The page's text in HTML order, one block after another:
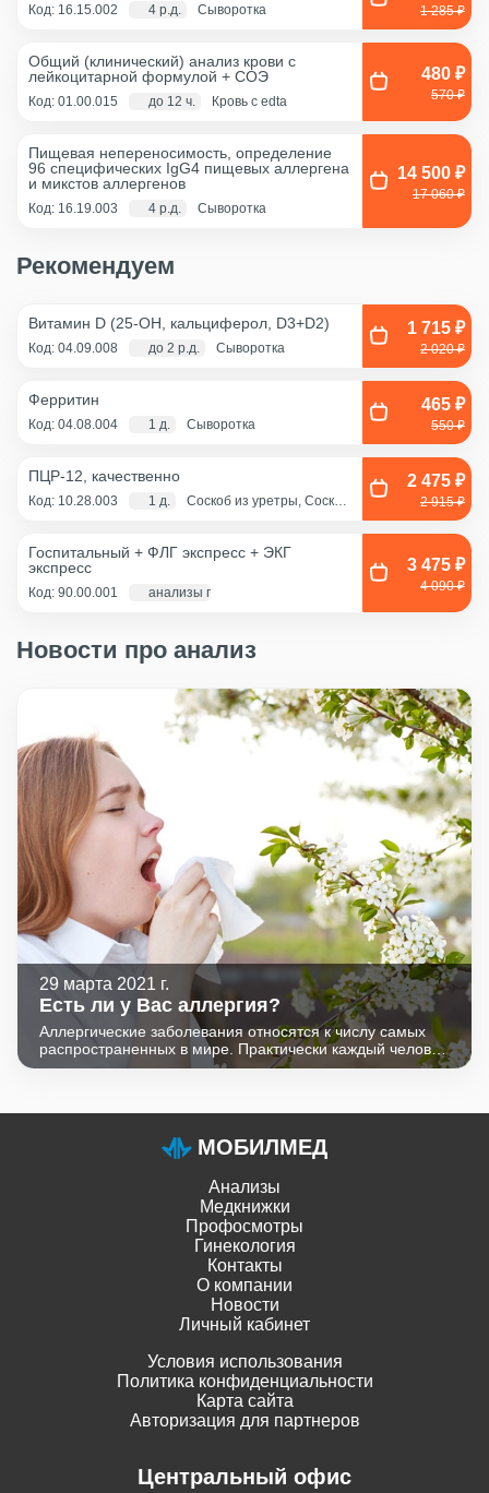
Код: 16.15.002 4 р.д. Сыворотка 1 285 ₽
Общий (клинический) анализ крови с
лейкоцитарной формулой + COЭ
Код: 01.00.015 до 12 ч. Кровь с edta
480 ₽
570 ₽
Пищевая непереносимость, определение
96 специфических IgG4 пищевых аллергена
и микстов аллергенов
Код: 16.19.003 4 р.д. Сыворотка
14 500 ₽
17 060 ₽
Рекомендуем
Витамин D (25-OH, кальциферол, D3+D2)
Код: 04.09.008 до 2 р.д. Сыворотка
1 715 ₽
2 020 ₽
Ферритин
Код: 04.08.004 1 д. Сыворотка
465 ₽
550 ₽
ПЦР-12, качественно
Код: 10.28.003 1 д.
Соскоб из уретры, Соскоб
канал+влагалище),
2 475 ₽
2 915 ₽
Госпитальный + ФЛГ экспресс + ЭКГ
экспресс
Код: 90.00.001 анализы по крови - 1 д., экг и флг - 1 час
3 475 ₽
4 090 ₽
Новости про анализ
29 марта 2021 г.
Есть ли у Вас аллергия?
Аллергические заболевания относятся к числу самых
распространенных в мире. Практически каждый человек
хотя бы раз в жизни сталкивался с ее проявлениями.
МОБИЛМЕД
Анализы
Медкнижки
Профосмотры
Гинекология
Контакты
О компании
Новости
Личный кабинет
Условия использования
Политика конфиденциальности
Карта сайта
Авторизация для партнеров
Центральный офис